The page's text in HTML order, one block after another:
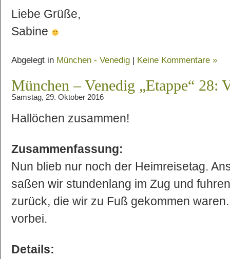
Liebe Grüße,
Sabine
Abgelegt in München - Venedig | Keine Kommentare »
München – Venedig „Etappe“ 28:
Samstag, 29. Oktober 2016
Hallöchen zusammen!
Zusammenfassung:
Nun blieb nur noch der Heimreisetag.
saßen wir stundenlang im Zug und
zurück, die wir zu Fuß gekommen
vorbei.
Details: